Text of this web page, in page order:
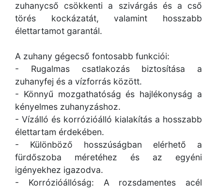
zuhanycső csökkenti a szivárgás és a cső
törés kockázatát, valamint hosszabb
élettartamot garantál.
A zuhany gégecső fontosabb funkciói:
- Rugalmas csatlakozás biztosítása a
zuhanyfej és a vízforrás között.
- Könnyű mozgathatóság és hajlékonyság a
kényelmes zuhanyzáshoz.
- Vízálló és korrózióálló kialakítás a hosszabb
élettartam érdekében.
- Különböző hosszúságban elérhető a
fürdőszoba méretéhez és az egyéni
igényekhez igazodva.
- Korrózióállóság: A rozsdamentes acél